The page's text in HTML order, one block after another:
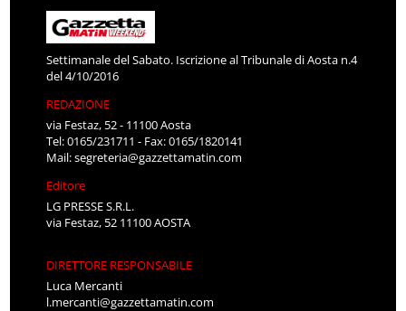
Settimanale del Sabato. Iscrizione al Tribunale di Aosta n.4
del 4/10/2016
REDAZIONE
via Festaz, 52 - 11100 Aosta
Tel: 0165/231711 - Fax: 0165/1820141
Mail:segreteria@gazzettamatin.com
Editore
LG PRESSE S.R.L.
via Festaz, 52 11100 AOSTA
DIRETTORE RESPONSABILE
Luca Mercanti
l.mercanti@gazzettamatin.com